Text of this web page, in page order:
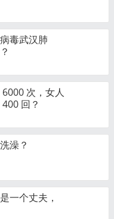
毒武汉肺
次，女人
回？
澡？
一个丈夫，